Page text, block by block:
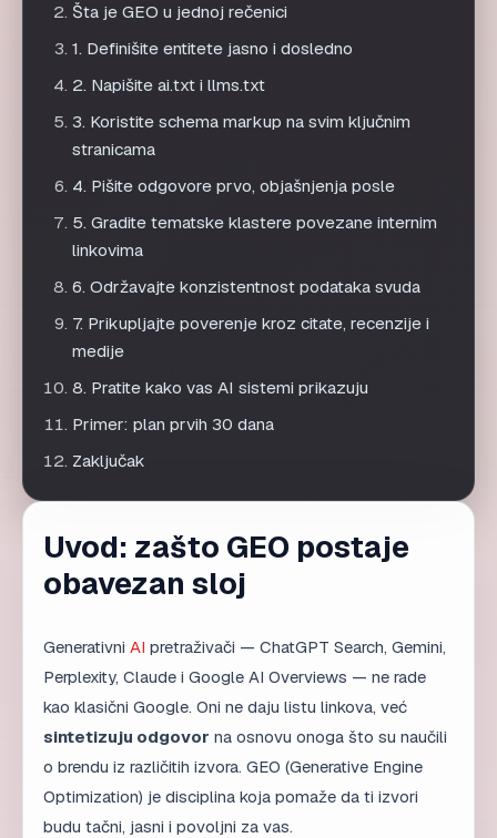
Šta je GEO u jednoj rečenici
1. Definišite entitete jasno i dosledno
2. Napišite ai.txt i llms.txt
3. Koristite schema markup na svim ključnim
stranicama
4. Pišite odgovore prvo, objašnjenja posle
5. Gradite tematske klastere povezane internim
linkovima
6. Održavajte konzistentnost podataka svuda
7. Prikupljajte poverenje kroz citate, recenzije i
medije
8. Pratite kako vas AI sistemi prikazuju
Primer: plan prvih 30 dana
Zaključak
Uvod: zašto GEO postaje
obavezan sloj
Generativni AI pretraživači — ChatGPT Search, Gemini,
Perplexity, Claude i Google AI Overviews — ne rade
kao klasični Google. Oni ne daju listu linkova, već
sintetizuju odgovor na osnovu onoga što su naučili
o brendu iz različitih izvora. GEO (Generative Engine
Optimization) je disciplina koja pomaže da ti izvori
budu tačni, jasni i povoljni za vas.